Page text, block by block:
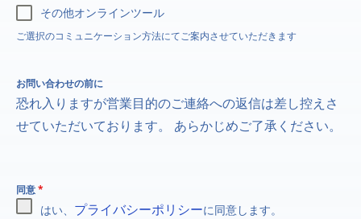
その他オンラインツール
ご選択のコミュニケーション方法にてご案内させていただきます
お問い合わせの前に
恐れ入りますが営業目的のご連絡への返信は差し控えさ
せていただいております。 あらかじめご了承ください。
同意*
はい、 プライバシーポリシーに同意します。